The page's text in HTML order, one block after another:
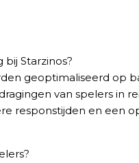
Starzinos?
geoptimaliseerd op
van spelers in
responstijden en een